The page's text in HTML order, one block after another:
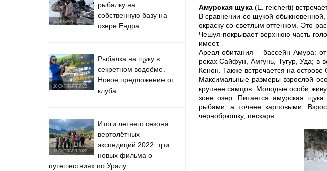
20 ЯНВАРЯ 2023
рыбалку на
собственную базу на
озере Ендра
20 ОКТЯБРЯ 2022
Рыбалка на щуку в
секретном водоёме.
Новое предложение от
клуба
17 ОКТЯБРЯ 2022
Итоги летнего сезона
вертолётных
экспедиций 2022: три
новых фильма о
путешествиях по Уралу.
Амурская щука(Е. reicherti)
В сравнении со щукой
окраску со светлым оттенком. Это
Чешуя покрывает верхнюю часть
имеет.
Ареал обитания – бассейн Амура:
реках Сайфун, Амгунь, Тугур, Уда; в
Кенон. Также встречается на
Максимальные размеры взрослой
крупнее самцов. Молодые особи
зоне озер. Питается амурская
рыбами, а точнее карповыми.
чернобрюшку, пескаря.